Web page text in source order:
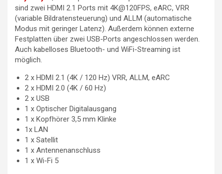
sind zwei HDMI 2.1 Ports mit 4K@120FPS, eARC, VRR
(variable Bildratensteuerung) und ALLM (automatische
Modus mit geringer Latenz). Außerdem können externe
Festplatten über zwei USB-Ports angeschlossen werden.
Auch kabelloses Bluetooth- und WiFi-Streaming ist
möglich.
2 x HDMI 2.1 (4K / 120 Hz) VRR, ALLM, eARC
2 x HDMI 2.0 (4K / 60 Hz)
2 x USB
1 x Optischer Digitalausgang
1 x Kopfhörer 3,5 mm Klinke
1x LAN
1 x Satellit
1 x Antennenanschluss
1 x Wi-Fi 5